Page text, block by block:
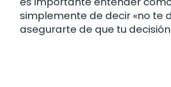
simplemente de decir «no te
asegurarte de que tu